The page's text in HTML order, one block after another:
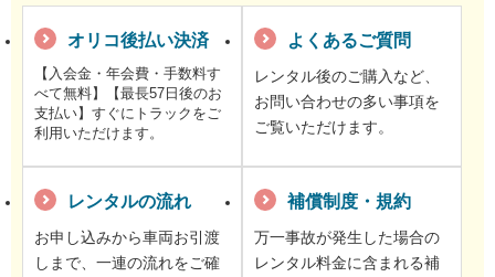
オリコ後払い決済
【入会金・年会費・手数料す
べて無料】【最長57日後のお
支払い】すぐにトラックをご
利用いただけます。
よくあるご質問
レンタル後のご購入など、
お問い合わせの多い事項を
ご覧いただけます。
レンタルの流れ
お申し込みから車両お引渡
しまで、一連の流れをご確
補償制度・規約
万一事故が発生した場合の
レンタル料金に含まれる補